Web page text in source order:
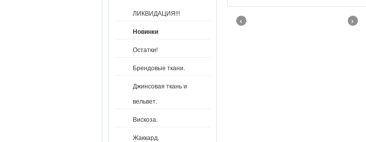
ЛИКВИДАЦИЯ!!!
Новинки
Остатки!
Брендовые ткани.
Джинсовая ткань и
вельвет.
Вискоза.
Жаккард.
‹ ›